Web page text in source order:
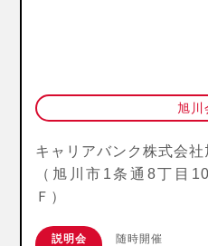
旭川
キャリアバンク株式会社
（旭川市1条通8丁目
Ｆ）
説明会
随時開催